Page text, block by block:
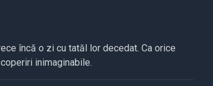
încă o zi cu tatăl lor decedat. Ca orice
inimaginabile.